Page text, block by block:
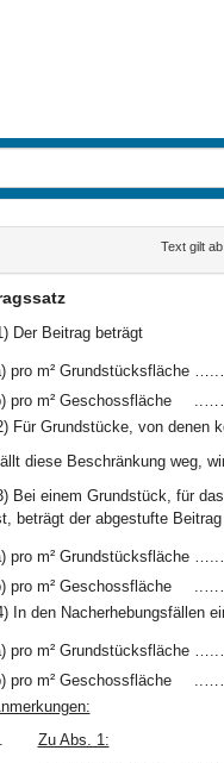
Text gilt
Der Beitrag beträgt
pro m² Grundstücksfläche
pro m² Geschossfläche
Für Grundstücke, von denen
diese Beschränkung weg,
Bei einem Grundstück, für
beträgt der abgestufte
pro m² Grundstücksfläche
pro m² Geschossfläche
In den Nacherhebungsfällen
pro m² Grundstücksfläche
pro m² Geschossfläche
Zu Abs. 1: